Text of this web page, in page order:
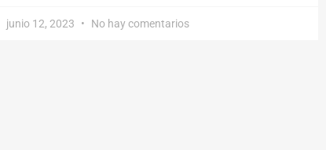
junio 12, 2023 No hay comentarios